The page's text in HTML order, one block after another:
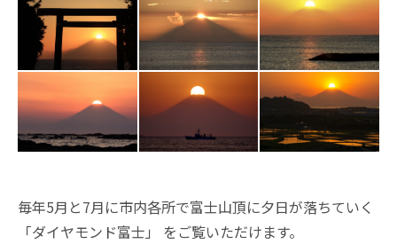
毎年5月と7月に市内各所で富士山頂に夕日が落ちていく
「ダイヤモンド富士」 をご覧いただけます。